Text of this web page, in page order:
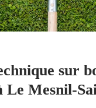
sur
Le Mesnil-